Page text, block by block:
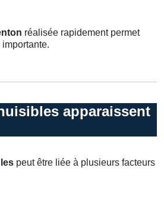
réalisée rapidement permet
importante.
apparaissent
peut être liée à plusieurs facteurs